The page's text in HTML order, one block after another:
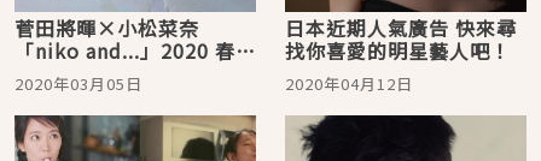
菅田將暉×小松菜奈
「niko and...」2020 春季
廣告「進化」登場
2020年03月05日
日本近期人氣廣告 快來尋
找你喜愛的明星藝人吧！
2020年04月12日